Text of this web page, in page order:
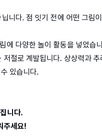
니다. 점 잇기 전에 어떤 그림
에 다양한 놀이 활동을 넣었습
저절로 계발됩니다. 상상력과
있습니다.
니다.
주세요!